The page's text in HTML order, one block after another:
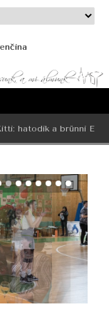
a brünni Európa-